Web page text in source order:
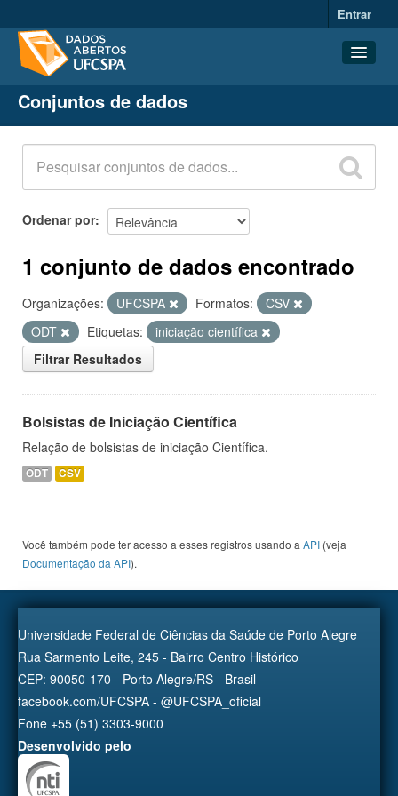
Entrar
Conjuntos de dados
Organizações
Grupos
Sobre
Conjuntos de dados
Ordenar por
1 conjunto de dados encontrado
Organizações: UFCSPA Formatos:
CSV
ODT
Etiquetas:
iniciação científica
Filtrar Resultados
Bolsistas de Iniciação Científica
Relação de bolsistas de iniciação Científica.
ODT CSV
Você também pode ter acesso a esses registros usando a API (veja
Documentação da API).
Universidade Federal de Ciências da Saúde de Porto Alegre
Rua Sarmento Leite, 245 - Bairro Centro Histórico
CEP: 90050-170 - Porto Alegre/RS - Brasil
facebook.com/UFCSPA - @UFCSPA_oficial
Fone +55 (51) 3303-9000
Desenvolvido pelo